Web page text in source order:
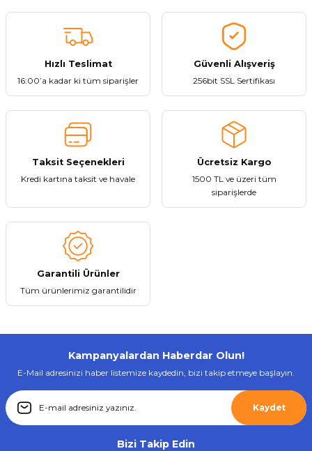
tarafımıza iletebilirsiniz.
Görüş ve önerileriniz için teşekkür ederiz.
Ürün resmi kalitesiz, bozuk veya görüntülenemiyor.
Ürün açıklamasında eksik bilgiler bulunuyor.
Ürün fiyatı diğer sitelerden daha pahalı.
Bu ürüne benzer farklı alternatifler olmalı.
Hızlı Teslimat
16:00’a kadar ki tüm siparişler
Güvenli Alışveriş
256bit SSL Sertifikası
Taksit Seçenekleri
Kredi kartına taksit ve havale
Ücretsiz Kargo
1500 TL ve üzeri tüm
siparişlerde
Garantili Ürünler
Tüm ürünlerimiz garantilidir
Kampanyalardan Haberdar Olun!
E-Mail adresinizi haber listemize kaydedin, bizi takip etmeye başlayın.
Kaydet
Bizi Takip Edin